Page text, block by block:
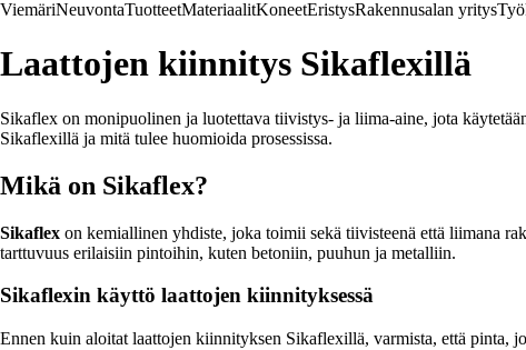
ViemäriNeuvontaTuotteetMateriaalitKoneetEristysRakennusalan yritys
Laattojen kiinnitys Sikaflexillä
Sikaflex on monipuolinen ja luotettava tiivistys- ja liima-aine, jota
Sikaflexillä ja mitä tulee huomioida prosessissa.
Mikä on Sikaflex?
Sikaflex on kemiallinen yhdiste, joka toimii sekä tiivisteenä että liimana
tarttuvuus erilaisiin pintoihin, kuten betoniin, puuhun ja metalliin.
Sikaflexin käyttö laattojen kiinnityksessä
Ennen kuin aloitat laattojen kiinnityksen Sikaflexillä, varmista, että pinta,